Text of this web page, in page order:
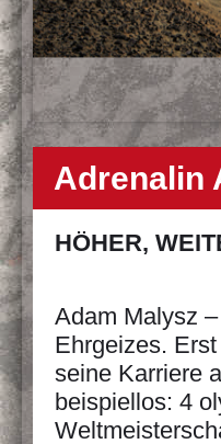
Adrenalin
HÖHER,
Adam Malysz
Ehrgeizes.
seine Karriere
beispiellos: 4